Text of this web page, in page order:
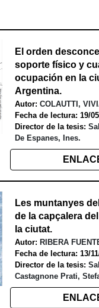
El orden
soporte físico y
ocupación en la
Argentina.
Autor: COLAUTTI,
Fecha de lectura: 19/
Director de la tesis:
De Espanes, Ines.
Les muntanyes
de la capçalera
la ciutat.
Autor: RIBERA
Fecha de lectura: 13/
Director de la tesis:
Castagnone Prati,